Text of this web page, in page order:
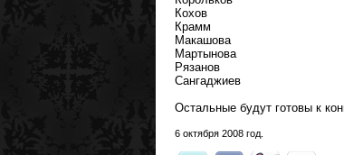
Кохов
Крамм
Макашова
Мартынова
Рязанов
Сангаджиев
Остальные будут готовы к
6 октября 2008 год.